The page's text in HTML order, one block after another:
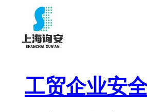
工贸企业安